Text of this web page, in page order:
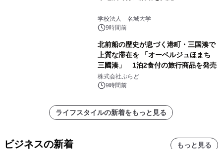
学校法人 名城大学
9時間前
北前船の歴史が息づく港町・三国湊で
上質な滞在を 「オーベルジュほまち
三國湊」 1泊2食付の旅行商品を発売
株式会社ぷらど
9時間前
ライフスタイルの新着をもっと見る
ビジネスの新着 もっと見る